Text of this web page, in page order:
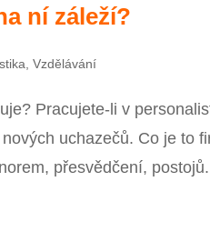
ní záleží?
,Vzdělávání
Pracujete-li v
uchazečů. Co je to
přesvědčení,